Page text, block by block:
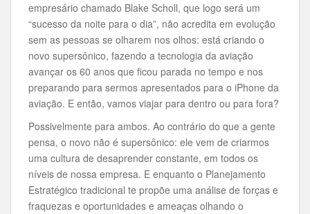
empresário chamado Blake Scholl, que logo será um
“sucesso da noite para o dia”, não acredita em evolução
sem as pessoas se olharem nos olhos: está criando o
novo supersônico, fazendo a tecnologia da aviação
avançar os 60 anos que ficou parada no tempo e nos
preparando para sermos apresentados para o iPhone da
aviação. E então, vamos viajar para dentro ou para fora?
Possivelmente para ambos. Ao contrário do que a gente
pensa, o novo não é supersônico: ele vem de criarmos
uma cultura de desaprender constante, em todos os
níveis de nossa empresa. E enquanto o Planejamento
Estratégico tradicional te propõe uma análise de forças e
fraquezas e oportunidades e ameaças olhando o